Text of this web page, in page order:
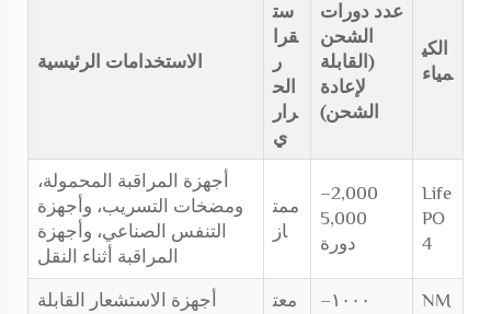
الكي
مياء
عدد دورات
الشحن
(القابلة
لإعادة
الشحن)
ست
قرا
ر
الح
رار
ي
الاستخدامات الرئيسية
Life
PO
4
2,000–
5,000
دورة
ممت
از
أجهزة المراقبة المحمولة،
ومضخات التسريب، وأجهزة
التنفس الصناعي، وأجهزة
المراقبة أثناء النقل
NM
١٠٠٠–
معت
أجهزة الاستشعار القابلة